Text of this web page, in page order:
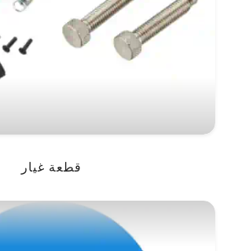
قطعة غيار